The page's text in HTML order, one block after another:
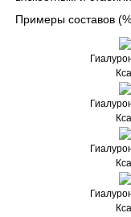
Примеры составов